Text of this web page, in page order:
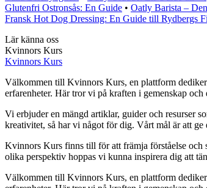
Glutenfri Ostronsås: En Guide • Oatly Barista –
Fransk Hot Dog Dressing: En Guide till Rydbergs
Lär känna oss
Kvinnors Kurs
Kvinnors Kurs
Välkommen till Kvinnors Kurs, en plattform
erfarenheter. Här tror vi på kraften i gemenskap
Vi erbjuder en mängd artiklar, guider och resurser
kreativitet, så har vi något för dig. Vårt mål är att
Kvinnors Kurs finns till för att främja förståelse och
olika perspektiv hoppas vi kunna inspirera dig att
Välkommen till Kvinnors Kurs, en plattform